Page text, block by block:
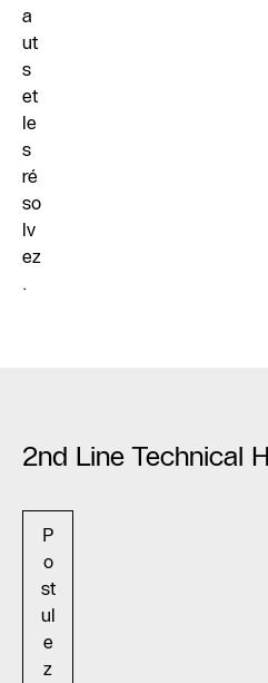
a
ut
s
et
le
s
ré
so
lv
ez
.
2nd Line Technical
P
o
st
ul
e
z